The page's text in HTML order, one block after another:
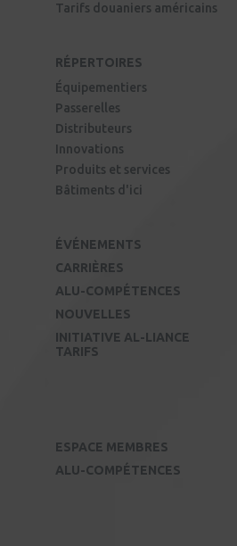
Tarifs douaniers américains
RÉPERTOIRES
Équipementiers
Passerelles
Distributeurs
Innovations
Produits et services
Bâtiments d'ici
ÉVÉNEMENTS
CARRIÈRES
ALU-COMPÉTENCES
NOUVELLES
INITIATIVE AL-LIANCE
TARIFS
ESPACE MEMBRES
ALU-COMPÉTENCES